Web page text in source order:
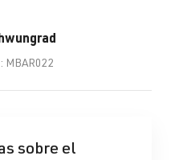
MBAR022
sobre el